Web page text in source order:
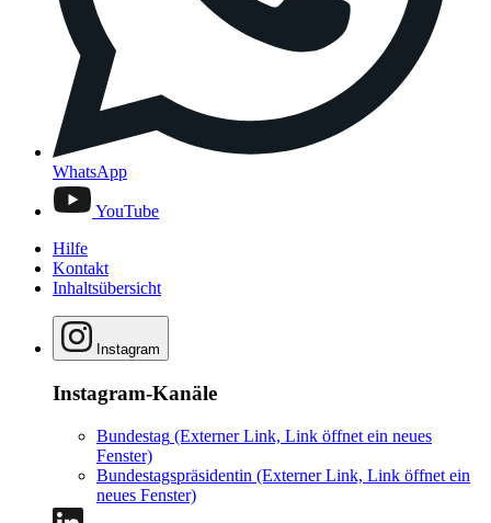
WhatsApp
YouTube
Hilfe
Kontakt
Inhaltsübersicht
Instagram
Instagram-Kanäle
Bundestag (Externer Link, Link öffnet ein neues
Fenster)
Bundestagspräsidentin (Externer Link, Link öffnet ein
neues Fenster)